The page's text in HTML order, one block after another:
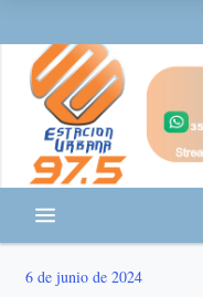
6 de junio de 2024